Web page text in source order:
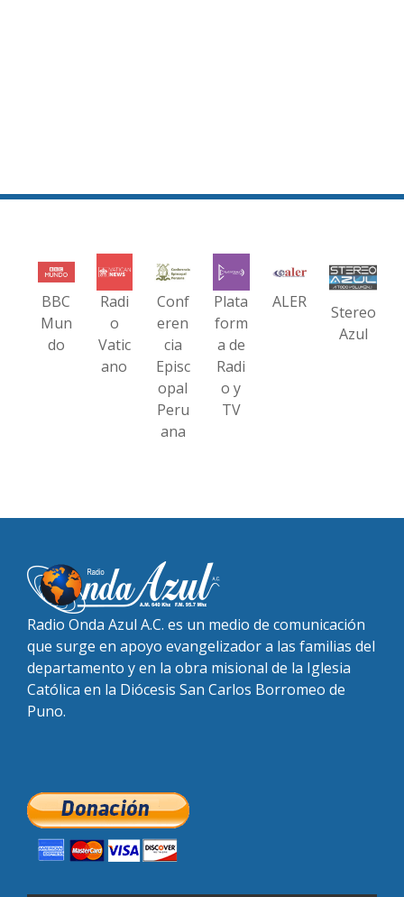
BBC
Mun
do
Radi
o
Vatic
ano
Conf
eren
cia
Episc
opal
Peru
ana
Plata
form
a de
Radi
o y
TV
ALER
Stereo
Azul
Radio Onda Azul A.C. es un medio de comunicación
que surge en apoyo evangelizador a las familias del
departamento y en la obra misional de la Iglesia
Católica en la Diócesis San Carlos Borromeo de
Puno.